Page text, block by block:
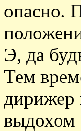
опасно.
Э, да
Тем
дирижер
выдохом